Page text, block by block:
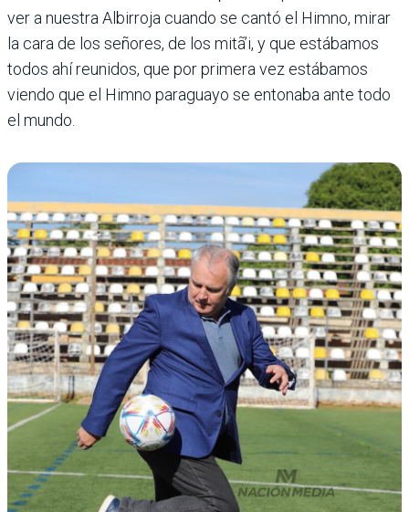
ver a nuestra Albirroja cuando se cantó el Himno, mirar
la cara de los señores, de los mitã’i, y que estábamos
todos ahí reunidos, que por primera vez estábamos
viendo que el Himno paraguayo se entonaba ante todo
el mundo.